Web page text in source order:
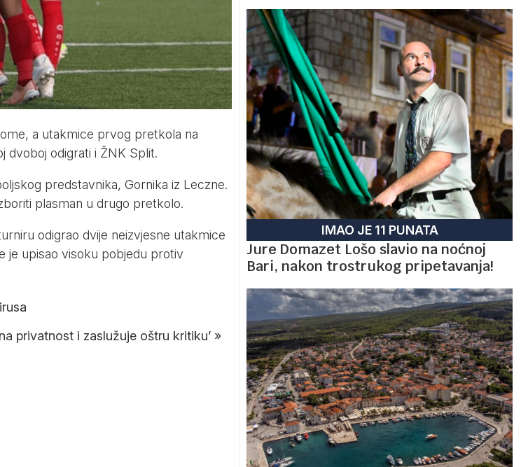
a utakmice prvog pretkola na
dvoboj odigrati i ŽNK Split.
predstavnika, Gornika iz Leczne.
plasman u drugo pretkolo.
odigrao dvije neizvjesne utakmice
je upisao visoku pobjedu protiv
privatnost i zaslužuje oštru kritiku’ »
IMAO JE 11 PUNATA
Jure Domazet Lošo slavio na noćnoj
Bari, nakon trostrukog pripetavanja!